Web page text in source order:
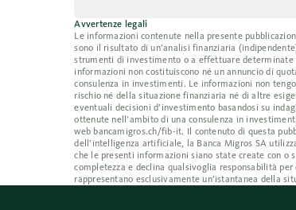
Avvertenze legali
Le informazioni contenute nella presente
sono il risultato di un’analisi finanziaria
strumenti di investimento o a effettuare
informazioni non costituiscono né un annuncio di
consulenza in investimenti. Le informazioni non
rischio né della situazione finanziaria né di altre
eventuali decisioni d’investimento basandosi su
ottenute nell’ambito di una consulenza in
web bancamigros.ch/fib-it. Il contenuto di questa
dell’intelligenza artificiale, la Banca Migros SA
che le presenti informazioni siano state create con o
completezza e declina qualsivoglia responsabilità
rappresentano esclusivamente un’istantanea della